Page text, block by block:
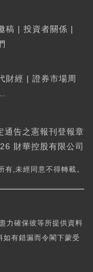
稿 | 投資者關係 |
財經 | 證券市場周
通告之憲報刊登報章
財華控股有限公司
有,未經同意不得轉載。
力確保彼等所提供資料
有錯漏而令閣下蒙受